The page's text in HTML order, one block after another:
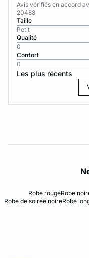
Avis vérifiés en accord
20488
Taille
Petit
Qualité
0
Confort
0
Les plus récents
Robe rougeRobe
Robe de soirée noireRobe